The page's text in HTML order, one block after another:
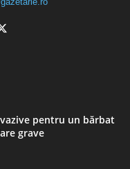
pentru un bărbat
grave